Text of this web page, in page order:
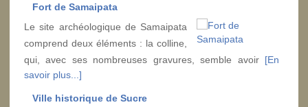
Fort de Samaipata
Le site archéologique de Samaipata
comprend deux éléments : la colline,
qui, avec ses nombreuses gravures, semble avoir [En
savoir plus...]
Ville historique de Sucre